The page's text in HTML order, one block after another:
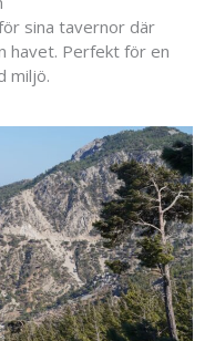
sina tavernor där
havet. Perfekt för en
miljö.